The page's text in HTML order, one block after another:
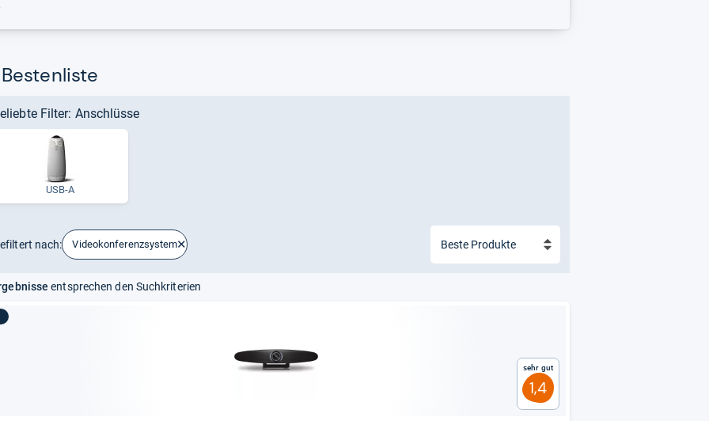
Filter: Anschlüsse
USB-A
nach: Videokonferenzsystem
entsprechen den Suchkriterien
Sehr gut
1,4